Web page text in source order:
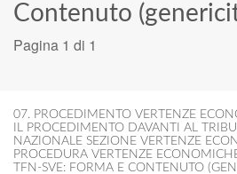
Contenuto
Pagina 1 di 1
07. PROCEDIMENTO VERTENZE
IL PROCEDIMENTO DAVANTI AL
NAZIONALE SEZIONE VERTENZE
PROCEDURA VERTENZE
TFN-SVE: FORMA E CONTENUTO